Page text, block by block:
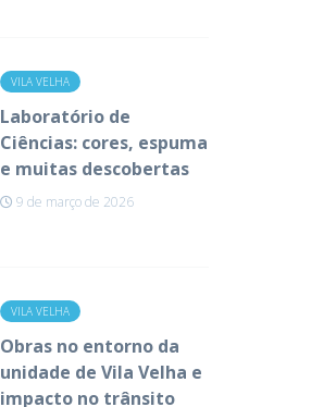
VILA VELHA
Laboratório de
Ciências: cores, espuma
e muitas descobertas
9 de março de 2026
VILA VELHA
Obras no entorno da
unidade de Vila Velha e
impacto no trânsito